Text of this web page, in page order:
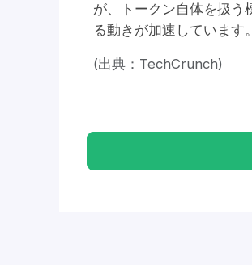
が、トークン自体を扱う
る動きが加速しています。
(出典：TechCrunch)